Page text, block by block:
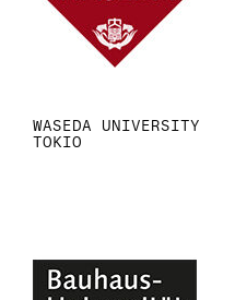
WASEDA UNIVERSITY
TOKIO